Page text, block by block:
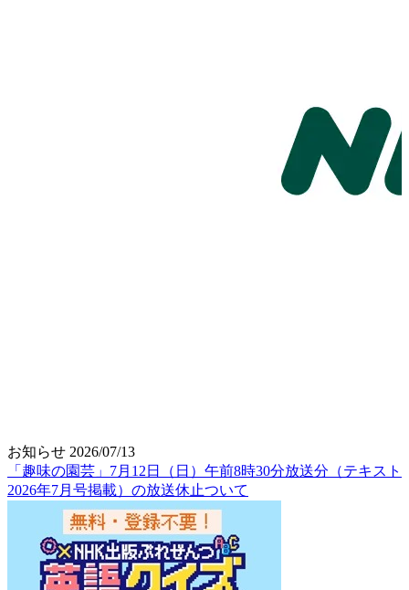
お知らせ 2026/07/13
「趣味の園芸」7月12日（日）午前8時30分放送分（テキスト
2026年7月号掲載）の放送休止ついて